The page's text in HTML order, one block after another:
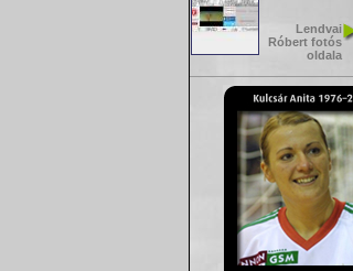
Lendvai
Róbert fotós
oldala